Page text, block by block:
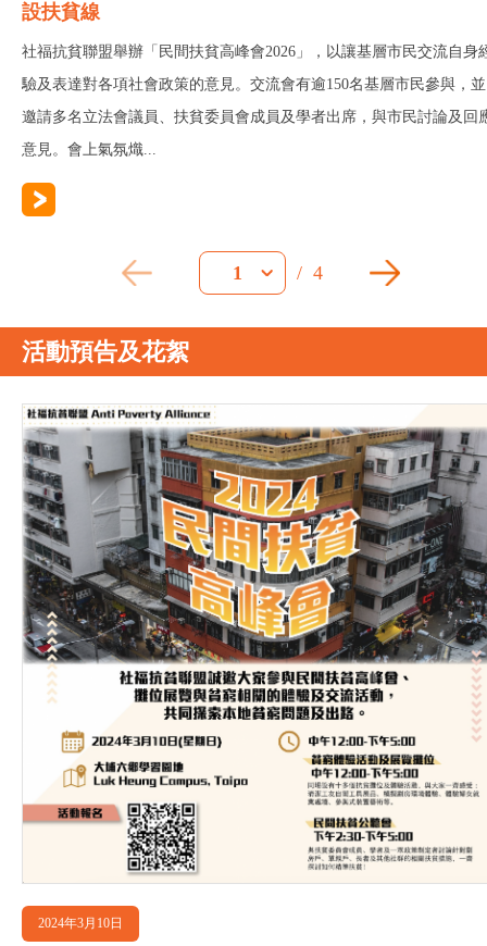
設扶貧線
社福抗貧聯盟舉辦「民間扶貧高峰會2026」，以讓基層市民交流自身
驗及表達對各項社會政策的意見。交流會有逾150名基層市民參與，並
邀請多名立法會議員、扶貧委員會成員及學者出席，與市民討論及回
意見。會上氣氛熾...
1 / 4
活動預告及花絮
2024年3月10日